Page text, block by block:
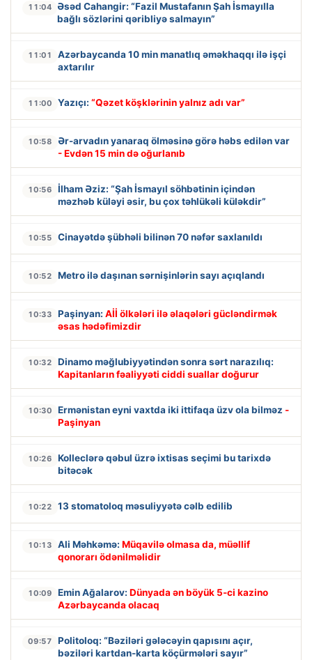
11:04
Əsəd Cahangir: “Fazil Mustafanın Şah İsmayılla
bağlı sözlərini qəribliyə salmayın”
11:01
Azərbaycanda 10 min manatlıq əməkhaqqı ilə işçi
axtarılır
11:00 Yazıçı: “Qəzet köşklərinin yalnız adı var”
10:58
Ər-arvadın yanaraq ölməsinə görə həbs edilən var
- Evdən 15 min də oğurlanıb
10:56
İlham Əziz: “Şah İsmayıl söhbətinin içindən
məzhəb küləyi əsir, bu çox təhlükəli küləkdir”
10:55 Cinayətdə şübhəli bilinən 70 nəfər saxlanıldı
10:52 Metro ilə daşınan sərnişinlərin sayı açıqlandı
10:33 Paşinyan: Aİİ ölkələri ilə əlaqələri gücləndirmək
əsas hədəfimizdir
10:32
Dinamo məğlubiyyətindən sonra sərt narazılıq:
Kapitanların fəaliyyəti ciddi suallar doğurur
10:30 Ermənistan eyni vaxtda iki ittifaqa üzv ola bilməz -
Paşinyan
10:26
Kolleclərə qəbul üzrə ixtisas seçimi bu tarixdə
bitəcək
10:22 13 stomatoloq məsuliyyətə cəlb edilib
10:13 Ali Məhkəmə: Müqavilə olmasa da, müəllif
qonorarı ödənilməlidir
10:09 Emin Ağalarov: Dünyada ən böyük 5-ci kazino
Azərbaycanda olacaq
09:57
Politoloq: “Bəziləri gələcəyin qapısını açır,
bəziləri kartdan-karta köçürmələri sayır”